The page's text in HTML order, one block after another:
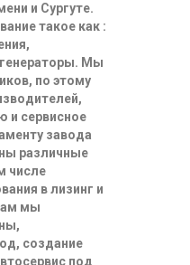
и Сургуте.
такое как :
Мы
по этому
и сервисное
завода
различные
числе
в лизинг и
мы
создание
под